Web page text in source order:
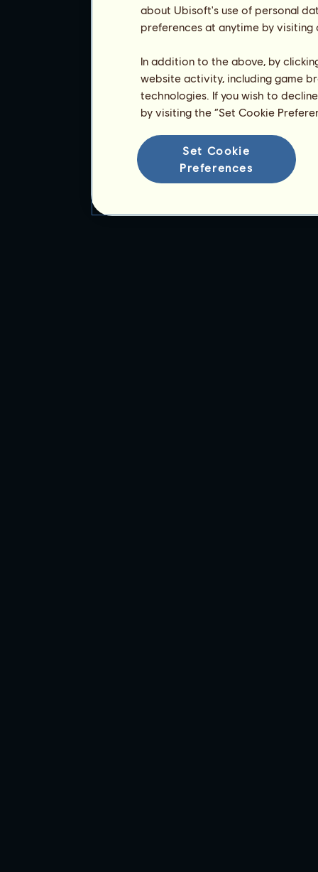
about Ubisoft's use of personal
preferences at anytime by
In addition to the above, by
website activity, including game
technologies. If you wish to
by visiting the “Set Cookie
Set Cookie
Preferences